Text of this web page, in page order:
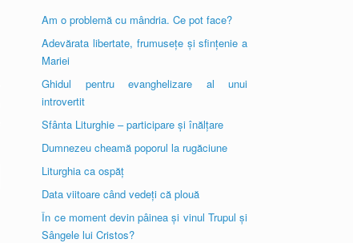
Am o problemă cu mândria. Ce pot face?
Adevărata libertate, frumusețe și sfințenie a
Mariei
Ghidul pentru evanghelizare al unui
introvertit
Sfânta Liturghie – participare și înălțare
Dumnezeu cheamă poporul la rugăciune
Liturghia ca ospăț
Data viitoare când vedeți că plouă
În ce moment devin pâinea și vinul Trupul și
Sângele lui Cristos?